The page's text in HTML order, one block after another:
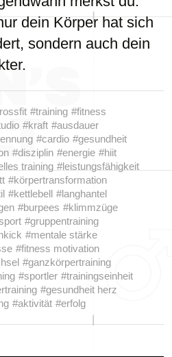
dein Körper hat sich
sondern auch dein
#training #fitness
#kraft #ausdauer
#cardio #gesundheit
#disziplin #energie #hiit
training #leistungsfähigkeit
#körpertransformation
#kettlebell #langhantel
#burpees #klimmzüge
#gruppentraining
#mentale stärke
#fitness motivation
#ganzkörpertraining
#sportler #trainingseinheit
#gesundheit herz
#aktivität #erfolg